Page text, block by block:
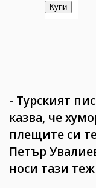
- Турският
казва, че
плещите си
Петър
носи тази